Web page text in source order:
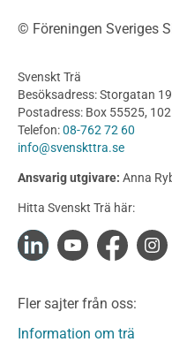
Byggnation och
Utförande
Produkter
Konstruktionsvirke
Konstruktionsvirke
Konstruktionsvirke
Konstruktionsvirke
Limträ
Fanerträ
Fanerträ Obehandlat
© Föreningen Sveriges
Svenskt Trä
Besöksadress: Storgatan 19
Postadress: Box 55525,
Telefon:08-762 72 60
info@svenskttra.se
Ansvarig utgivare: Anna
Hitta Svenskt Trä här:
Fler sajter från oss:
Information om trä